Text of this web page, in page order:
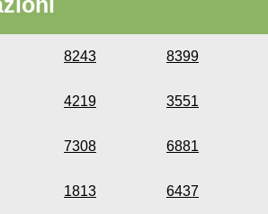
8243 8399
4219 3551
7308 6881
1813 6437